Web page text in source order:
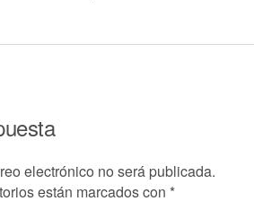
electrónico no será publicada.
están marcados con *